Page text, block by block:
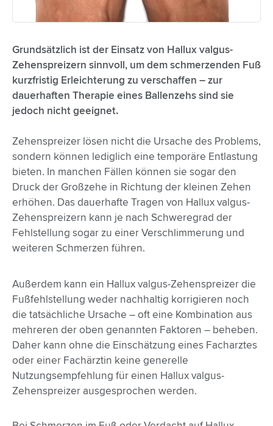
Grundsätzlich ist der Einsatz von Hallux valgus-
Zehenspreizern sinnvoll, um dem schmerzenden Fuß
kurzfristig Erleichterung zu verschaffen – zur
dauerhaften Therapie eines Ballenzehs sind sie
jedoch nicht geeignet.
Zehenspreizer lösen nicht die Ursache des Problems,
sondern können lediglich eine temporäre Entlastung
bieten. In manchen Fällen können sie sogar den
Druck der Großzehe in Richtung der kleinen Zehen
erhöhen. Das dauerhafte Tragen von Hallux valgus-
Zehenspreizern kann je nach Schweregrad der
Fehlstellung sogar zu einer Verschlimmerung und
weiteren Schmerzen führen.
Außerdem kann ein Hallux valgus-Zehenspreizer die
Fußfehlstellung weder nachhaltig korrigieren noch
die tatsächliche Ursache – oft eine Kombination aus
mehreren der oben genannten Faktoren – beheben.
Daher kann ohne die Einschätzung eines Facharztes
oder einer Fachärztin keine generelle
Nutzungsempfehlung für einen Hallux valgus-
Zehenspreizer ausgesprochen werden.